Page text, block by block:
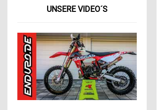
UNSERE VIDEO´S